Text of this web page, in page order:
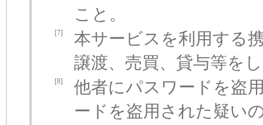
こと。
[7]
本サービスを利用する
譲渡、売買、貸与等を
[8]
他者にパスワードを盗
ードを盗用された疑い